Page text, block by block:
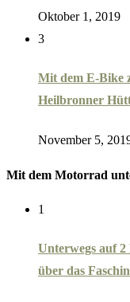
Oktober 1, 2019
3
Mit dem E-Bike
Heilbronner
November 5,
Mit dem Motorrad
1
Unterwegs auf
über das